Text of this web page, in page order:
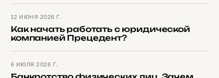
12 ИЮНЯ 2026 Г.
Как начать работать с юридической
компанией Прецедент?
6 ИЮЛЯ 2026 Г.